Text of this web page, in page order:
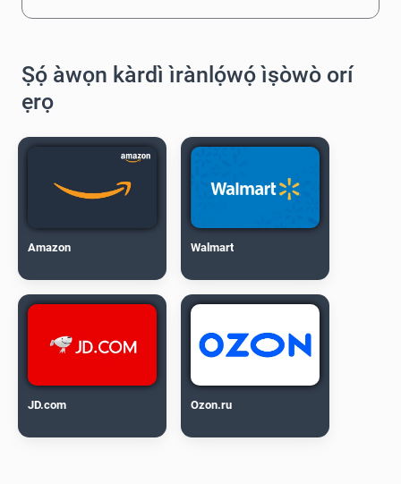
Ṣọ́ àwọn kàrdì ìrànlọ́wọ́ ìṣòwò orí
ẹrọ
Amazon Walmart
JD.com Ozon.ru